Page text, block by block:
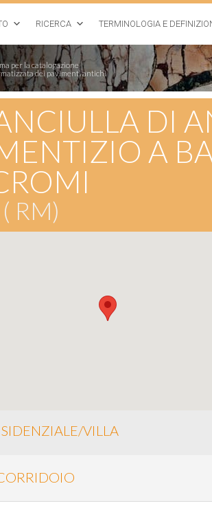
RICERCA TERMINOLOGIA E
per la catalogazione
dei pavimenti antichi
DI
A
RM)
VILLA